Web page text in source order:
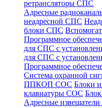
ретрансляторы СПС
Адресные
неадресной СПС
блоки СПС
Программное
для СПС с
для СПС с
Программное
Система охранной
ППКОП СОС Блоки
клавиатуры СОС
Адресные